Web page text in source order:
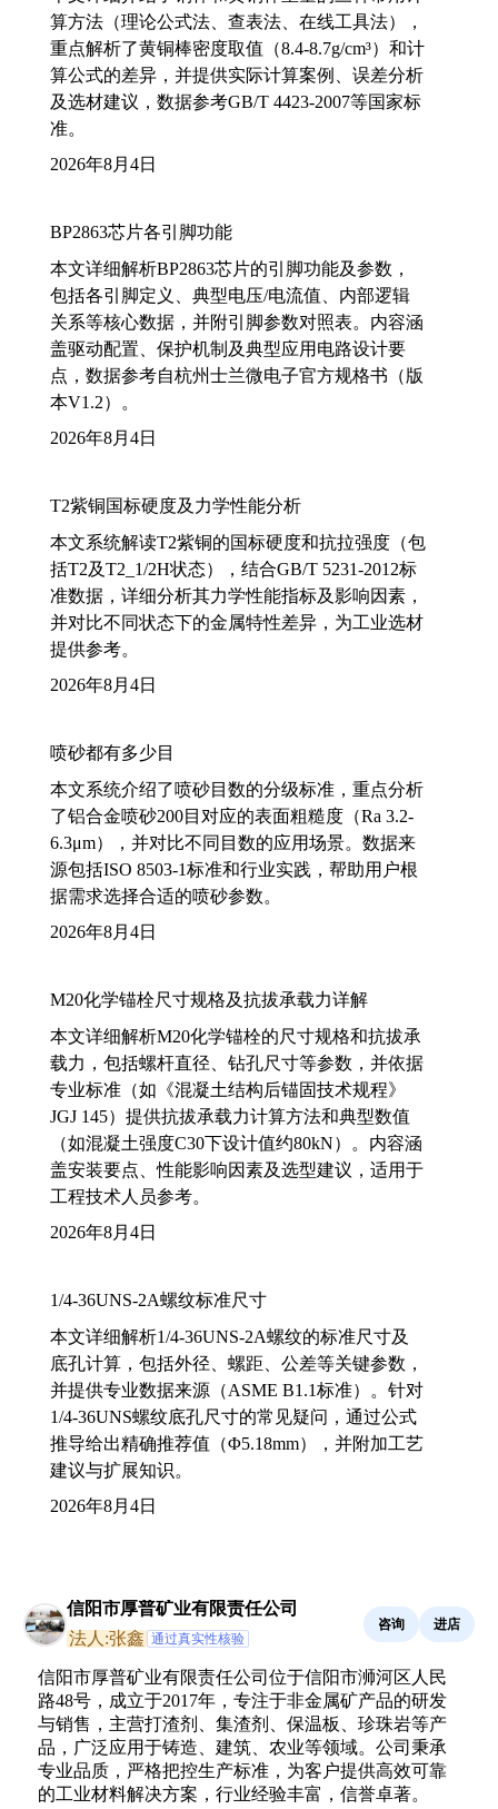
算方法（理论公式法、查表法、在线工具法），
重点解析了黄铜棒密度取值（8.4-8.7g/cm³）和计
算公式的差异，并提供实际计算案例、误差分析
及选材建议，数据参考GB/T 4423-2007等国家标
准。
2026年8月4日
BP2863芯片各引脚功能
本文详细解析BP2863芯片的引脚功能及参数，
包括各引脚定义、典型电压/电流值、内部逻辑
关系等核心数据，并附引脚参数对照表。内容涵
盖驱动配置、保护机制及典型应用电路设计要
点，数据参考自杭州士兰微电子官方规格书（版
本V1.2）。
2026年8月4日
T2紫铜国标硬度及力学性能分析
本文系统解读T2紫铜的国标硬度和抗拉强度（包
括T2及T2_1/2H状态），结合GB/T 5231-2012标
准数据，详细分析其力学性能指标及影响因素，
并对比不同状态下的金属特性差异，为工业选材
提供参考。
2026年8月4日
喷砂都有多少目
本文系统介绍了喷砂目数的分级标准，重点分析
了铝合金喷砂200目对应的表面粗糙度（Ra 3.2-
6.3μm），并对比不同目数的应用场景。数据来
源包括ISO 8503-1标准和行业实践，帮助用户根
据需求选择合适的喷砂参数。
2026年8月4日
M20化学锚栓尺寸规格及抗拔承载力详解
本文详细解析M20化学锚栓的尺寸规格和抗拔承
载力，包括螺杆直径、钻孔尺寸等参数，并依据
专业标准（如《混凝土结构后锚固技术规程》
JGJ 145）提供抗拔承载力计算方法和典型数值
（如混凝土强度C30下设计值约80kN）。内容涵
盖安装要点、性能影响因素及选型建议，适用于
工程技术人员参考。
2026年8月4日
1/4-36UNS-2A螺纹标准尺寸
本文详细解析1/4-36UNS-2A螺纹的标准尺寸及
底孔计算，包括外径、螺距、公差等关键参数，
并提供专业数据来源（ASME B1.1标准）。针对
1/4-36UNS螺纹底孔尺寸的常见疑问，通过公式
推导给出精确推荐值（Φ5.18mm），并附加工艺
建议与扩展知识。
2026年8月4日
信阳市厚普矿业有限责任公司
法人:张鑫 通过真实性核验
咨询 进店
信阳市厚普矿业有限责任公司位于信阳市浉河区人民
路48号，成立于2017年，专注于非金属矿产品的研发
与销售，主营打渣剂、集渣剂、保温板、珍珠岩等产
品，广泛应用于铸造、建筑、农业等领域。公司秉承
专业品质，严格把控生产标准，为客户提供高效可靠
的工业材料解决方案，行业经验丰富，信誉卓著。